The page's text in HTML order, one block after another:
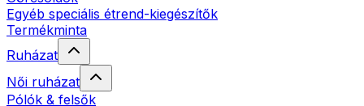
Egyéb speciális étrend-kiegészítők
Termékminta
Ruházat
Női ruházat
Pólók & felsők